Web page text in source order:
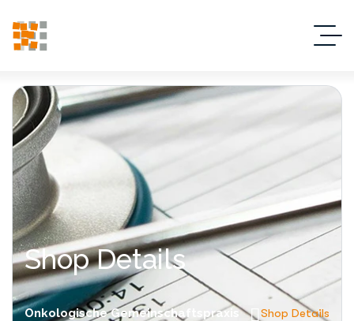
Shop Details
Onkologische Gemeinschaftspraxis Shop Details